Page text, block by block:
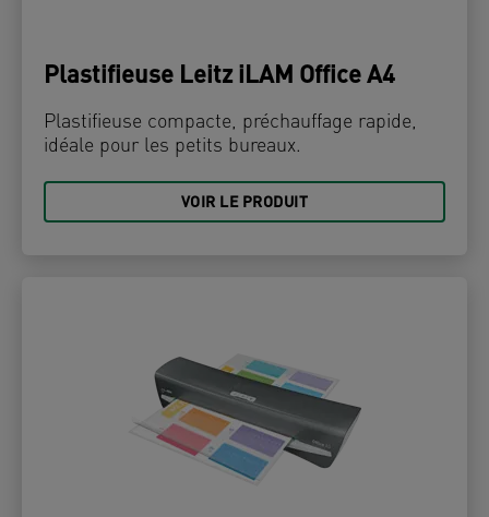
Plastifieuse Leitz iLAM Office A4
Plastifieuse compacte, préchauffage rapide,
idéale pour les petits bureaux.
VOIR LE PRODUIT